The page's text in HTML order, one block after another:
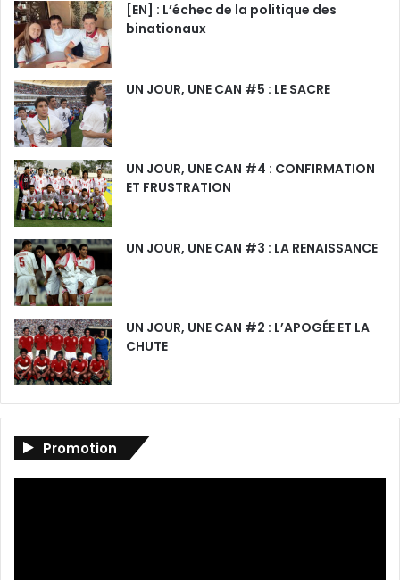
[EN] : L’échec de la politique des
binationaux
UN JOUR, UNE CAN #5 : LE SACRE
UN JOUR, UNE CAN #4 : CONFIRMATION
ET FRUSTRATION
UN JOUR, UNE CAN #3 : LA RENAISSANCE
UN JOUR, UNE CAN #2 : L’APOGÉE ET LA
CHUTE
Promotion